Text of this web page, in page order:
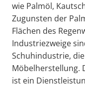
wie Palmöl,
Zugunsten der
Flächen des
Industriezweige
Schuhindustrie,
Möbelherstellung.
ist ein